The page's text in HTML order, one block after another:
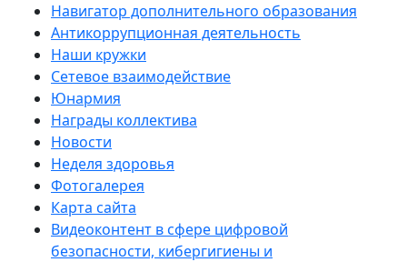
Навигатор дополнительного образования
Антикоррупционная деятельность
Наши кружки
Сетевое взаимодействие
Юнармия
Награды коллектива
Новости
Неделя здоровья
Фотогалерея
Карта сайта
Видеоконтент в сфере цифровой
безопасности, кибергигиены и